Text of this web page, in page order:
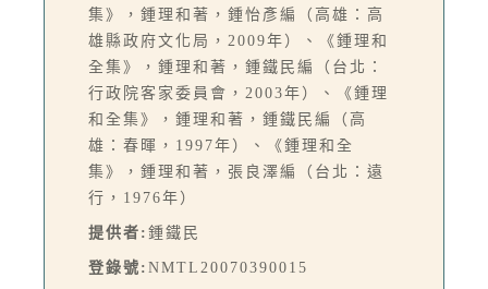
集》，鍾理和著，鍾怡彥編（高雄：高
雄縣政府文化局，2009年）、《鍾理和
全集》，鍾理和著，鍾鐵民編（台北：
行政院客家委員會，2003年）、《鍾理
和全集》，鍾理和著，鍾鐵民編（高
雄：春暉，1997年）、《鍾理和全
集》，鍾理和著，張良澤編（台北：遠
行，1976年）
提供者: 鍾鐵民
登錄號: NMTL20070390015